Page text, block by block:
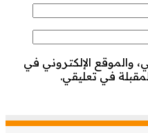
والموقع الإلكتروني في
في تعليقي.